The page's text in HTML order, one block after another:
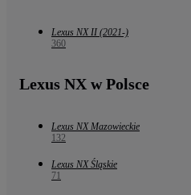
Lexus NX II (2021-)
360
Lexus NX w Polsce
Lexus NX Mazowieckie
132
Lexus NX Śląskie
71